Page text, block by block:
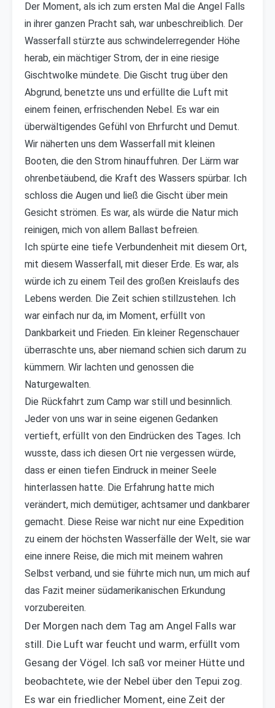
Der Moment, als ich zum ersten Mal die Angel Falls
in ihrer ganzen Pracht sah, war unbeschreiblich. Der
Wasserfall stürzte aus schwindelerregender Höhe
herab, ein mächtiger Strom, der in eine riesige
Gischtwolke mündete. Die Gischt trug über den
Abgrund, benetzte uns und erfüllte die Luft mit
einem feinen, erfrischenden Nebel. Es war ein
überwältigendes Gefühl von Ehrfurcht und Demut.
Wir näherten uns dem Wasserfall mit kleinen
Booten, die den Strom hinauffuhren. Der Lärm war
ohrenbetäubend, die Kraft des Wassers spürbar. Ich
schloss die Augen und ließ die Gischt über mein
Gesicht strömen. Es war, als würde die Natur mich
reinigen, mich von allem Ballast befreien.
Ich spürte eine tiefe Verbundenheit mit diesem Ort,
mit diesem Wasserfall, mit dieser Erde. Es war, als
würde ich zu einem Teil des großen Kreislaufs des
Lebens werden. Die Zeit schien stillzustehen. Ich
war einfach nur da, im Moment, erfüllt von
Dankbarkeit und Frieden. Ein kleiner Regenschauer
überraschte uns, aber niemand schien sich darum zu
kümmern. Wir lachten und genossen die
Naturgewalten.
Die Rückfahrt zum Camp war still und besinnlich.
Jeder von uns war in seine eigenen Gedanken
vertieft, erfüllt von den Eindrücken des Tages. Ich
wusste, dass ich diesen Ort nie vergessen würde,
dass er einen tiefen Eindruck in meiner Seele
hinterlassen hatte. Die Erfahrung hatte mich
verändert, mich demütiger, achtsamer und dankbarer
gemacht. Diese Reise war nicht nur eine Expedition
zu einem der höchsten Wasserfälle der Welt, sie war
eine innere Reise, die mich mit meinem wahren
Selbst verband, und sie führte mich nun, um mich auf
das Fazit meiner südamerikanischen Erkundung
vorzubereiten.
Der Morgen nach dem Tag am Angel Falls war
still. Die Luft war feucht und warm, erfüllt vom
Gesang der Vögel. Ich saß vor meiner Hütte und
beobachtete, wie der Nebel über den Tepui zog.
Es war ein friedlicher Moment, eine Zeit der